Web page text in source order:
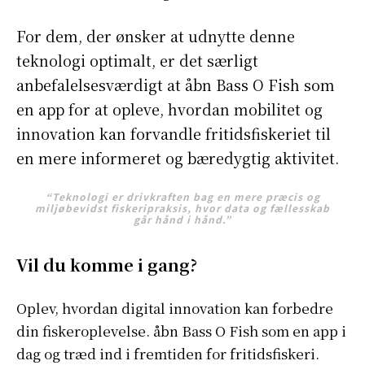
S'ABONNER
Info Du Net
S’abonner pour plus de contenus
Plan du site
Asie
For dem, der ønsker at udnytte denne
teknologi optimalt, er det særligt
anbefalelsesværdigt at åbn Bass O Fish som
en app for at opleve, hvordan mobilitet og
innovation kan forvandle fritidsfiskeriet til
en mere informeret og bæredygtig aktivitet.
“Teknologi er drivkraften bag en mere præcis og
miljøbevidst fiskeripraksis, hvor data og fællesskab
går hånd i hånd.”
Vil du komme i gang?
Oplev, hvordan digital innovation kan forbedre
din fiskeroplevelse. åbn Bass O Fish som en app i
dag og træd ind i fremtiden for fritidsfiskeri.